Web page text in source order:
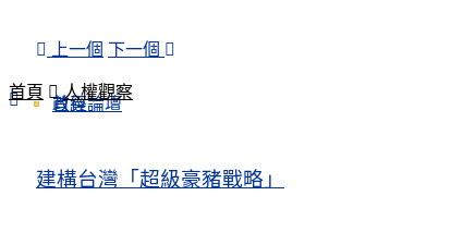
上一個 下一個
政經論壇
建構台灣「超級豪豬戰略」
首頁
首頁 人權觀察